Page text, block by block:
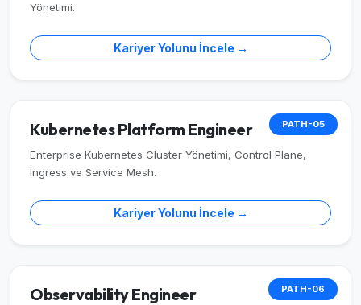
Yönetimi.
Kariyer Yolunu İncele →
PATH-05
Kubernetes Platform Engineer
Enterprise Kubernetes Cluster Yönetimi, Control Plane,
Ingress ve Service Mesh.
Kariyer Yolunu İncele →
PATH-06
Observability Engineer